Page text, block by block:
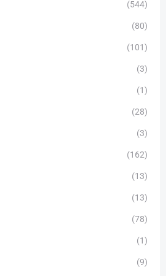
(544)
(80)
(101)
(3)
(1)
(28)
(3)
(162)
(13)
(13)
(78)
(1)
(9)